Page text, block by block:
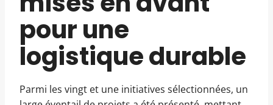
pour une
logistique durable
Parmi les vingt et une initiatives sélectionnées, un